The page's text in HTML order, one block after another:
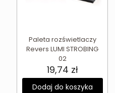
Paleta rozświetlaczy
Revers LUMI STROBING
02
19,74 zł
Dodaj do koszyka